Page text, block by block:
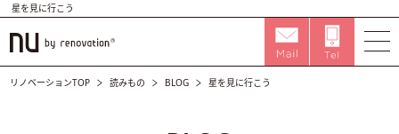
星を見に行こう
リノベーションTOP 読みもの BLOG 星を見に行こう